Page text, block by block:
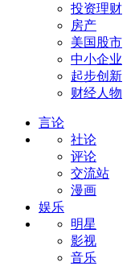
投资理财
房产
美国股市
中小企业
起步创新
财经人物
言论
社论
评论
交流站
漫画
娱乐
明星
影视
音乐